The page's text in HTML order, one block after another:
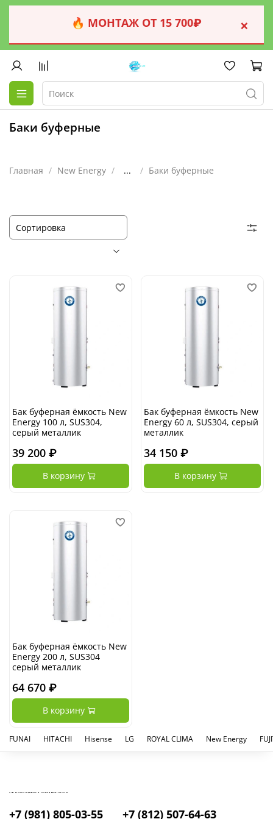
🔥 МОНТАЖ ОТ 15 700₽ ×
Баки буферные
Главная New Energy ... Баки буферные
Бак буферная ёмкость New
Energy 100 л, SUS304,
серый металлик
39 200 ₽
В корзину
Бак буферная ёмкость New
Energy 60 л, SUS304, серый
металлик
34 150 ₽
В корзину
Бак буферная ёмкость New
Energy 200 л, SUS304
серый металлик
64 670 ₽
В корзину
FUNAI HITACHI Hisense LG ROYAL CLIMA New Energy
+7 (981) 805-03-55 +7 (812) 507-64-63